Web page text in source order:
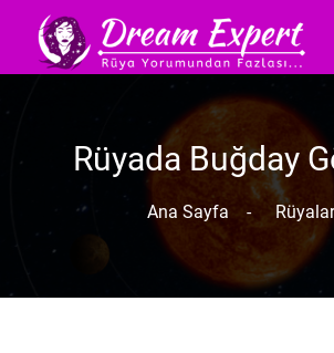
Rüyada Buğday
Ana Sayfa - Rüyalar